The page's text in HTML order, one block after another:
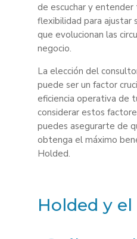
de escuchar y entender
flexibilidad para ajustar
que evolucionan las
negocio.
La elección del
puede ser un factor
eficiencia operativa de
considerar estos
puedes asegurarte de
obtenga el máximo
Holded.
Holded y